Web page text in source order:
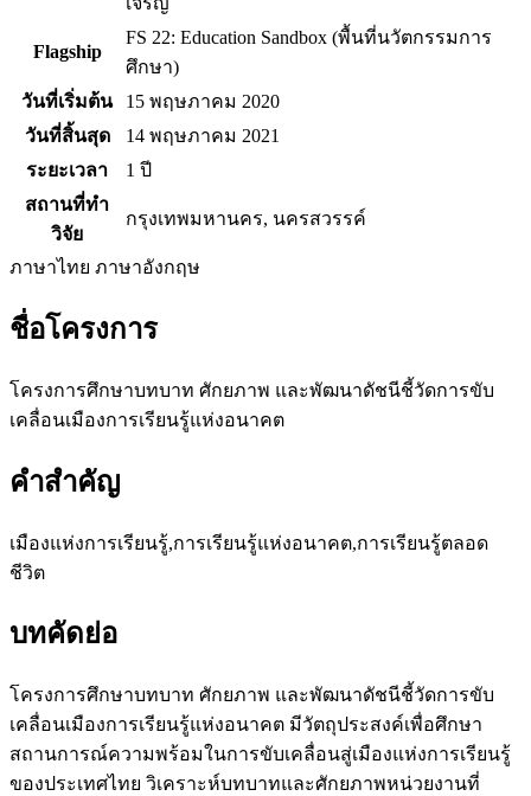
Flagship
FS 22: Education Sandbox (พื้นที่นวัตกรรมการ
ศึกษา)
วันที่เริ่มต้น
15 พฤษภาคม 2020
วันที่สิ้นสุด
14 พฤษภาคม 2021
ระยะเวลา
1 ปี
สถานที่ทำ
วิจัย
กรุงเทพมหานคร, นครสวรรค์
ภาษาไทย ภาษาอังกฤษ
ชื่อโครงการ
โครงการศึกษาบทบาท ศักยภาพ และพัฒนาดัชนีชี้วัดการขับ
เคลื่อนเมืองการเรียนรู้แห่งอนาคต
คำสำคัญ
เมืองแห่งการเรียนรู้,การเรียนรู้แห่งอนาคต,การเรียนรู้ตลอด
ชีวิต
บทคัดย่อ
โครงการศึกษาบทบาท ศักยภาพ และพัฒนาดัชนีชี้วัดการขับ
เคลื่อนเมืองการเรียนรู้แห่งอนาคต มีวัตถุประสงค์เพื่อศึกษา
สถานการณ์ความพร้อมในการขับเคลื่อนสู่เมืองแห่งการเรียนรู้
ของประเทศไทย วิเคราะห์บทบาทและศักยภาพหน่วยงานที่